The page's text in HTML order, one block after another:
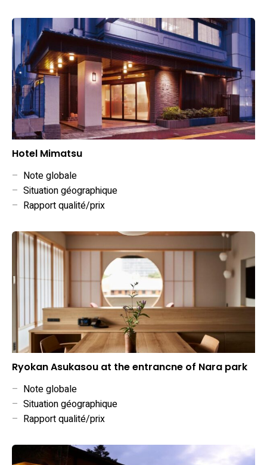
Hotel Mimatsu
– Note globale
– Situation géographique
– Rapport qualité/prix
Ryokan Asukasou at the entrancne of Nara park
– Note globale
– Situation géographique
– Rapport qualité/prix